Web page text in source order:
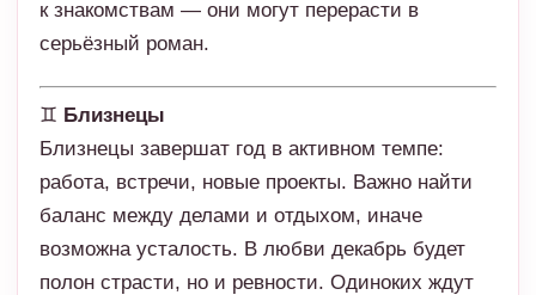
к знакомствам — они могут перерасти в
серьёзный роман.
♊ Близнецы
Близнецы завершат год в активном темпе:
работа, встречи, новые проекты. Важно найти
баланс между делами и отдыхом, иначе
возможна усталость. В любви декабрь будет
полон страсти, но и ревности. Одиноких ждут